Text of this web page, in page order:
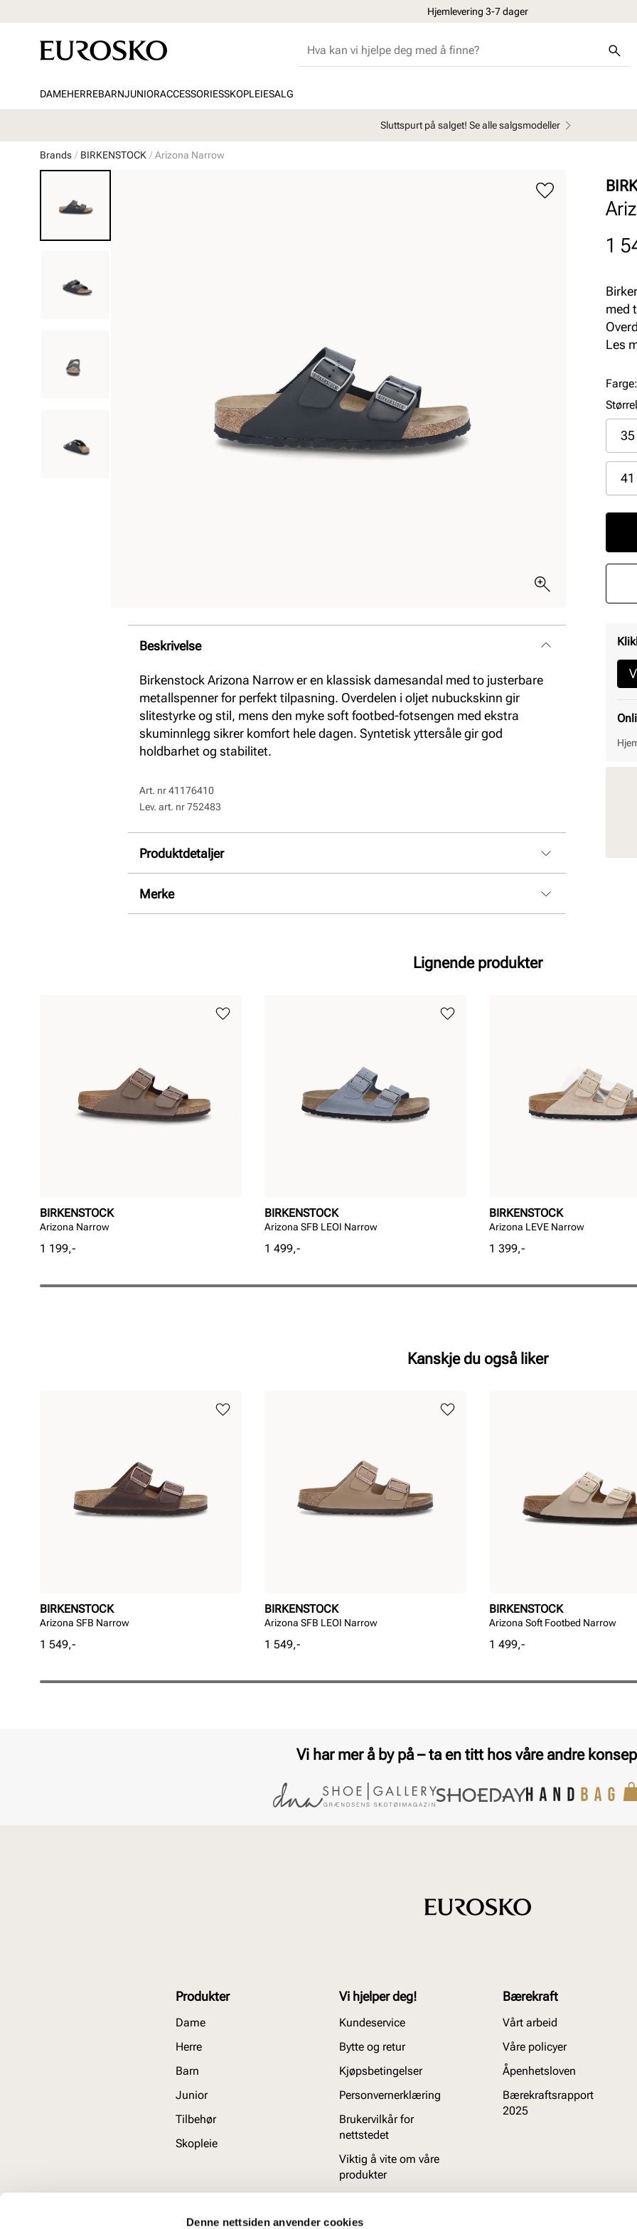
Denne nettsiden anvender cookies
Hjemlevering 3-7 dager
DAMEHERREBARNJUNIORACCESSORIESSKOPLEIESALG
Sluttspurt på salget! Se alle salgsmodeller
Brands BIRKENSTOCK Arizona Narrow
Beskrivelse
Birkenstock Arizona Narrow er en klassisk damesandal med to justerbare
metallspenner for perfekt tilpasning. Overdelen i oljet nubuckskinn gir
slitestyrke og stil, mens den myke soft footbed-fotsengen med ekstra
skuminnlegg sikrer komfort hele dagen. Syntetisk yttersåle gir god
holdbarhet og stabilitet.
Art. nr41176410
Lev. art. nr752483
Produktdetaljer
Overdel:
Merke
Pris
1
med
Les
Farge:
35
41
Lignende produkter
BIRKENSTOCK
Arizona Narrow
Pris
1 199,-
BIRKENSTOCK
Arizona SFB LEOI Narrow
Pris
1 499,-
BIRKENSTOCK
Arizona LEVE Narrow
Pris
1 399,-
Kanskje du også liker
BIRKENSTOCK
Arizona SFB Narrow
Pris
1 549,-
BIRKENSTOCK
Arizona SFB LEOI Narrow
Pris
1 549,-
BIRKENSTOCK
Arizona Soft Footbed Narrow
Pris
1 499,-
Vi har mer å by på – ta en titt hos våre andre
Produkter
Dame
Herre
Barn
Junior
Tilbehør
Skopleie
Vi hjelper deg!
Kundeservice
Bytte og retur
Kjøpsbetingelser
Personvernerklæring
Brukervilkår for
nettstedet
Viktig å vite om våre
produkter
Bærekraft
Vårt arbeid
Våre policyer
Åpenhetsloven
Bærekraftsrapport
2025